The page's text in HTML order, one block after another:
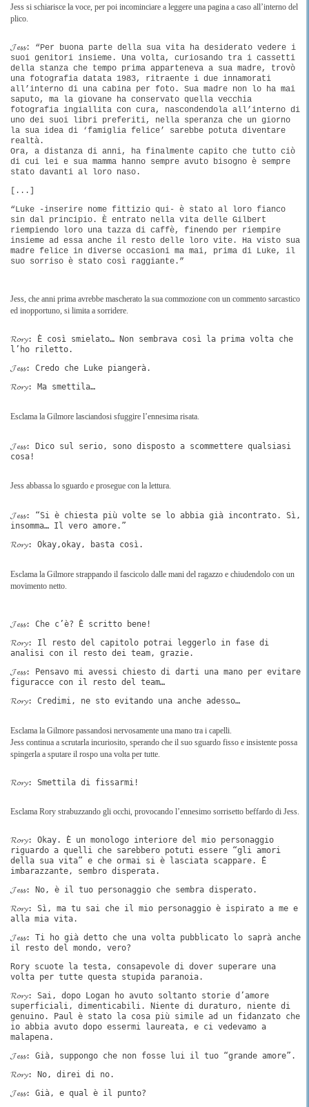
Jess si schiarisce la voce, per poi incominciare a leggere una pagina a caso all’interno del
plico.
𝓙𝓮𝓼𝓼: “Per buona parte della sua vita ha desiderato vedere i
suoi genitori insieme. Una volta, curiosando tra i cassetti
della stanza che tempo prima apparteneva a sua madre, trovò
una fotografia datata 1983, ritraente i due innamorati
all’interno di una cabina per foto. Sua madre non lo ha mai
saputo, ma la giovane ha conservato quella vecchia
fotografia ingiallita con cura, nascondendola all’interno di
uno dei suoi libri preferiti, nella speranza che un giorno
la sua idea di ‘famiglia felice’ sarebbe potuta diventare
realtà.
Ora, a distanza di anni, ha finalmente capito che tutto ciò
di cui lei e sua mamma hanno sempre avuto bisogno è sempre
stato davanti al loro naso.
[...]
“Luke -inserire nome fittizio qui- è stato al loro fianco
sin dal principio. È entrato nella vita delle Gilbert
riempiendo loro una tazza di caffè, finendo per riempire
insieme ad essa anche il resto delle loro vite. Ha visto sua
madre felice in diverse occasioni ma mai, prima di Luke, il
suo sorriso è stato così raggiante.”
Jess, che anni prima avrebbe mascherato la sua commozione con un commento sarcastico
ed inopportuno, si limita a sorridere.
𝓡𝓸𝓻𝔂: È così smielato… Non sembrava così la prima volta che
l’ho riletto.
𝓙𝓮𝓼𝓼: Credo che Luke piangerà.
𝓡𝓸𝓻𝔂: Ma smettila…
Esclama la Gilmore lasciandosi sfuggire l’ennesima risata.
𝓙𝓮𝓼𝓼: Dico sul serio, sono disposto a scommettere qualsiasi
cosa!
Jess abbassa lo sguardo e prosegue con la lettura.
𝓙𝓮𝓼𝓼: “Si è chiesta più volte se lo abbia già incontrato. Sì,
insomma… Il vero amore.”
𝓡𝓸𝓻𝔂: Okay,okay, basta così.
Esclama la Gilmore strappando il fascicolo dalle mani del ragazzo e chiudendolo con un
movimento netto.
𝓙𝓮𝓼𝓼: Che c’è? È scritto bene!
𝓡𝓸𝓻𝔂: Il resto del capitolo potrai leggerlo in fase di
analisi con il resto dei team, grazie.
𝓙𝓮𝓼𝓼: Pensavo mi avessi chiesto di darti una mano per evitare
figuracce con il resto del team…
𝓡𝓸𝓻𝔂: Credimi, ne sto evitando una anche adesso…
Esclama la Gilmore passandosi nervosamente una mano tra i capelli.
Jess continua a scrutarla incuriosito, sperando che il suo sguardo fisso e insistente possa
spingerla a sputare il rospo una volta per tutte.
𝓡𝓸𝓻𝔂: Smettila di fissarmi!
Esclama Rory strabuzzando gli occhi, provocando l’ennesimo sorrisetto beffardo di Jess.
𝓡𝓸𝓻𝔂: Okay. È un monologo interiore del mio personaggio
riguardo a quelli che sarebbero potuti essere “gli amori
della sua vita” e che ormai si è lasciata scappare. É
imbarazzante, sembro disperata.
𝓙𝓮𝓼𝓼: No, è il tuo personaggio che sembra disperato.
𝓡𝓸𝓻𝔂: Sì, ma tu sai che il mio personaggio è ispirato a me e
alla mia vita.
𝓙𝓮𝓼𝓼: Ti ho già detto che una volta pubblicato lo saprà anche
il resto del mondo, vero?
Rory scuote la testa, consapevole di dover superare una
volta per tutte questa stupida paranoia.
𝓡𝓸𝓻𝔂: Sai, dopo Logan ho avuto soltanto storie d’amore
superficiali, dimenticabili. Niente di duraturo, niente di
genuino. Paul è stato la cosa più simile ad un fidanzato che
io abbia avuto dopo essermi laureata, e ci vedevamo a
malapena.
𝓙𝓮𝓼𝓼: Già, suppongo che non fosse lui il tuo “grande amore”.
𝓡𝓸𝓻𝔂: No, direi di no.
𝓙𝓮𝓼𝓼: Già, e qual è il punto?